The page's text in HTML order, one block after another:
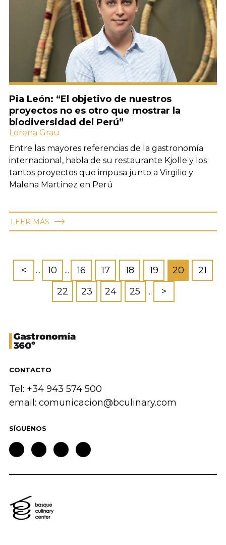
Pia León: “El objetivo de nuestros
proyectos no es otro que mostrar la
biodiversidad del Perú”
Lorena Grau
Entre las mayores referencias de la gastronomía
internacional, habla de su restaurante Kjolle y los
tantos proyectos que impusa junto a Virgilio y
Malena Martínez en Perú
LEER MÁS
< ... 10 ... 16 17 18 19 20
21
22
23 24 25 ... >
CONTACTO
Tel: +34 943 574 500
email: comunicacion@bculinary.com
SÍGUENOS